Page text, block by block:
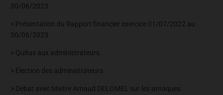
30/06/2023.
> Présentation du Rapport financier exercice 01/07/2022 au
30/06/2023.
> Quitus aux administrateurs.
> Élection des administrateurs.
> Débat avec Maître Arnaud DELOMEL sur les arnaques